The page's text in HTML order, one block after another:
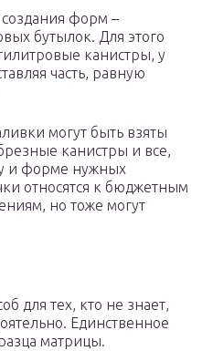
форм –
бутылок. Для этого
канистры, у
часть, равную
могут быть взяты
канистры и все,
и форме нужных
относятся к бюджетным
но тоже могут
для тех, кто не знает,
Единственное
матрицы.